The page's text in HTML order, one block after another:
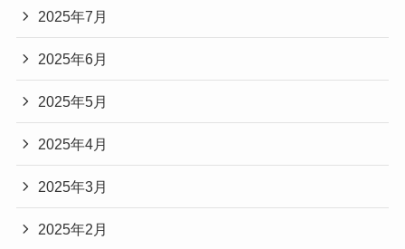
2025年7月
2025年6月
2025年5月
2025年4月
2025年3月
2025年2月